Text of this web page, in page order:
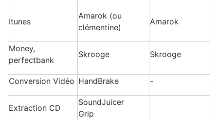
Itunes
Amarok (ou
clémentine)
Amarok
Money,
perfectbank
Skrooge Skrooge
Conversion Vidéo HandBrake -
Extraction CD
SoundJuicer
Grip